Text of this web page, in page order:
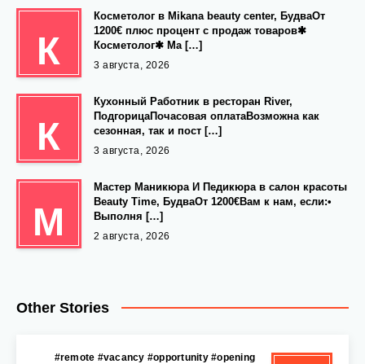
К
Косметолог в Mikana beauty center, БудваОт
1200€ плюс процент с продаж товаров✱
Косметолог✱ Ма […]
3 августа, 2026
К
Кухонный Работник в ресторан River,
ПодгорицаПочасовая оплатаВозможна как
сезонная, так и пост […]
3 августа, 2026
М
Мастер Маникюра И Педикюра в салон красоты
Beauty Time, БудваОт 1200€Вам к нам, если:•
Выполня […]
2 августа, 2026
Other Stories
#remote #vacancy #opportunity #opening